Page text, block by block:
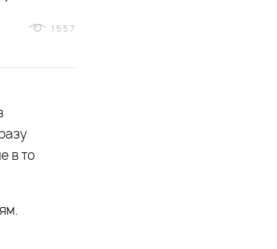
1557
в то